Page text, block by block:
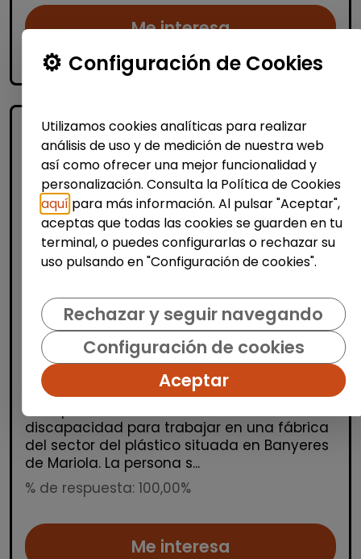
Me interesa
accessibility_newPersonas con discapacidad
Logística, Almacén y Compras
manipulados - tardes(banyeres de
mariola)
AURA FACILITY SERVICES S.L.|
España(Alicante)
Auracee selecciona un/a operario/a de
discapacidad para trabajar en una fábrica
del sector del plástico situada en Banyeres
de Mariola. La persona s...
% de respuesta: 100,00%
Me interesa
Configuración de Cookies
Utilizamos cookies analíticas para realizar
análisis de uso y de medición de nuestra web
así como ofrecer una mejor funcionalidad y
personalización. Consulta la Política de Cookies
aquí para más información. Al pulsar "Aceptar",
aceptas que todas las cookies se guarden en tu
terminal, o puedes configurarlas o rechazar su
uso pulsando en "Configuración de cookies".
Rechazar y seguir navegando
Configuración de cookies
Aceptar